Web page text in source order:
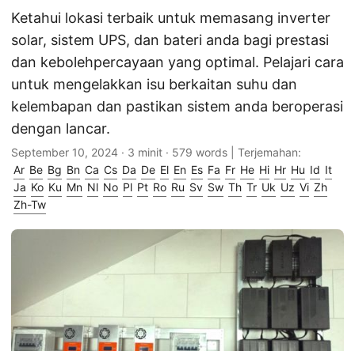
Ketahui lokasi terbaik untuk memasang inverter
solar, sistem UPS, dan bateri anda bagi prestasi
dan kebolehpercayaan yang optimal. Pelajari cara
untuk mengelakkan isu berkaitan suhu dan
kelembapan dan pastikan sistem anda beroperasi
dengan lancar.
September 10, 2024 · 3 minit · 579 words | Terjemahan:
Ar Be Bg Bn Ca Cs Da De El En Es Fa Fr He Hi Hr Hu Id It
Ja Ko Ku Mn Nl No Pl Pt Ro Ru Sv Sw Th Tr Uk Uz Vi Zh
Zh-Tw